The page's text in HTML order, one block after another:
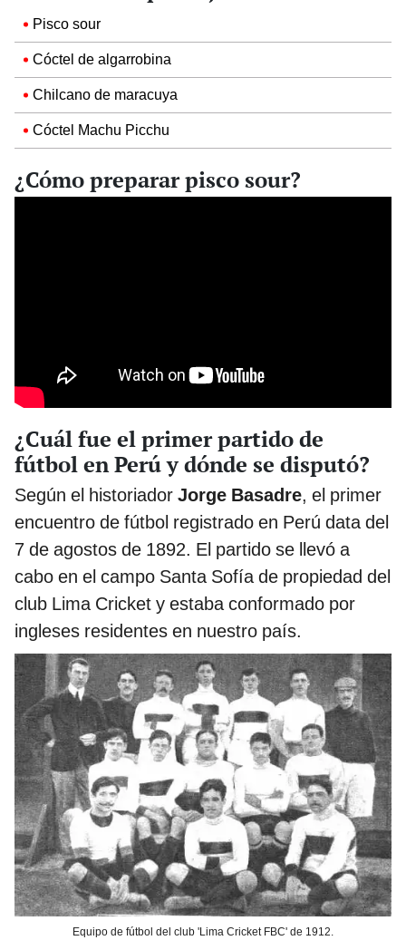
Pisco sour
Cóctel de algarrobina
Chilcano de maracuya
Cóctel Machu Picchu
¿Cómo preparar pisco sour?
¿Cuál fue el primer partido de
fútbol en Perú y dónde se disputó?
Según el historiador Jorge Basadre, el primer
encuentro de fútbol registrado en Perú data del
7 de agostos de 1892. El partido se llevó a
cabo en el campo Santa Sofía de propiedad del
club Lima Cricket y estaba conformado por
ingleses residentes en nuestro país.
Equipo de fútbol del club 'Lima Cricket FBC' de 1912.